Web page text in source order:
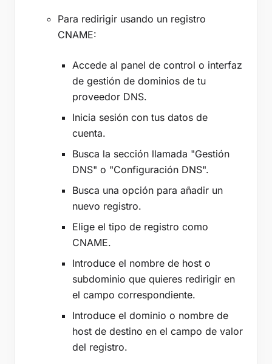
Para redirigir usando un registro
CNAME:
Accede al panel de control o interfaz
de gestión de dominios de tu
proveedor DNS.
Inicia sesión con tus datos de
cuenta.
Busca la sección llamada "Gestión
DNS" o "Configuración DNS".
Busca una opción para añadir un
nuevo registro.
Elige el tipo de registro como
CNAME.
Introduce el nombre de host o
subdominio que quieres redirigir en
el campo correspondiente.
Introduce el dominio o nombre de
host de destino en el campo de valor
del registro.